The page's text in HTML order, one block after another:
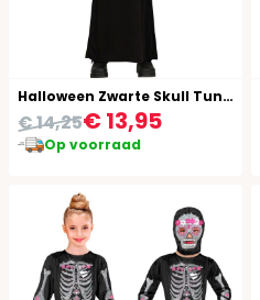
Halloween Zwarte Skull Tuniek Kind
€ 13,95
€ 14,25
Op voorraad